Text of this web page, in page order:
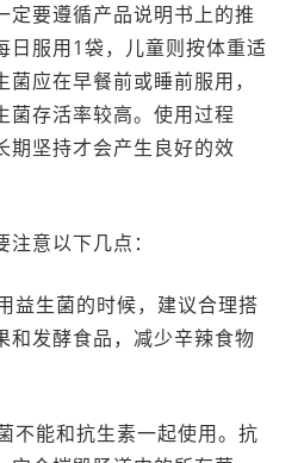
定要遵循产品说明书上的推
日服用1袋，儿童则按体重适
应在早餐前或睡前服用，
菌存活率较高。使用过程
期坚持才会产生良好的效
意以下几点：
益生菌的时候，建议合理搭
和发酵食品，减少辛辣食物
不能和抗生素一起使用。抗